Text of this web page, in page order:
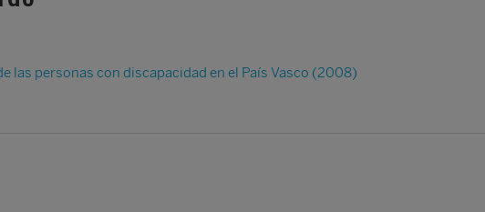
las personas con discapacidad en el País Vasco (2008)